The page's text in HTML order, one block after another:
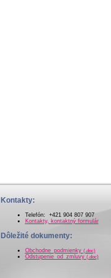
Kontakty:
Telefón: +421 904 807 907
Kontakty, kontaktný formulár
Dôležité dokumenty:
Obchodne_podmienky (.doc)
Odstupenie_od_zmluvy (.doc)